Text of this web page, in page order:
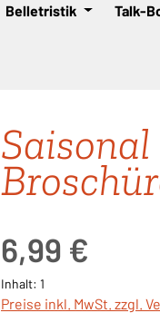
Belletristik Talk-
6,99 €
Inhalt: 1
Preise inkl. MwSt. zzgl.